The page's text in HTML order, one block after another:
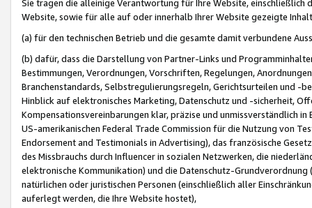
Sie tragen die alleinige Verantwortung für Ihre Website,
Website, sowie für alle auf oder innerhalb Ihrer Website gezeigte
(a) für den technischen Betrieb und die gesamte damit verbundene
(b) dafür, dass die Darstellung von Partner-Links und
Bestimmungen, Verordnungen, Vorschriften, Regelungen,
Branchenstandards, Selbstregulierungsregeln, Gerichtsurteilen und -
Hinblick auf elektronisches Marketing, Datenschutz und -sicherheit,
Kompensationsvereinbarungen klar, präzise und unmissverständlich
US-amerikanischen Federal Trade Commission für die Nutzung von
Endorsement and Testimonials in Advertising), das französische
des Missbrauchs durch Influencer in sozialen Netzwerken, die
elektronische Kommunikation) und die Datenschutz-
natürlichen oder juristischen Personen (einschließlich aller
auferlegt werden, die Ihre Website hostet),